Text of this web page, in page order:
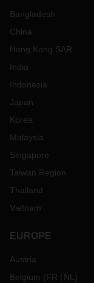
Bangladesh
China
Hong Kong SAR
India
Indonesia
Japan
Korea
Malaysia
Singapore
Taiwan Region
Thailand
Vietnam
EUROPE
Austria
Belgium (FR NL )